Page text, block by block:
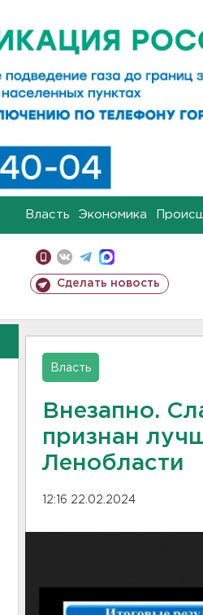
Власть Экономика
Сделать новость
Власть
Внезапно.
признан
Ленобласти
12:16 22.02.2024